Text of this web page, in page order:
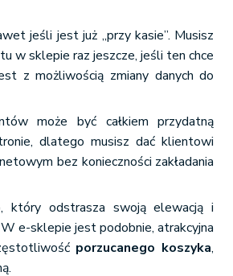
jeśli jest już „przy kasie”. Musisz
w sklepie raz jeszcze, jeśli ten chce
z możliwością zmiany danych do
może być całkiem przydatną
dlatego musisz dać klientowi
bez konieczności zakładania
który odstrasza swoją elewacją i
e-sklepie jest podobnie, atrakcyjna
porzucanego koszyka,